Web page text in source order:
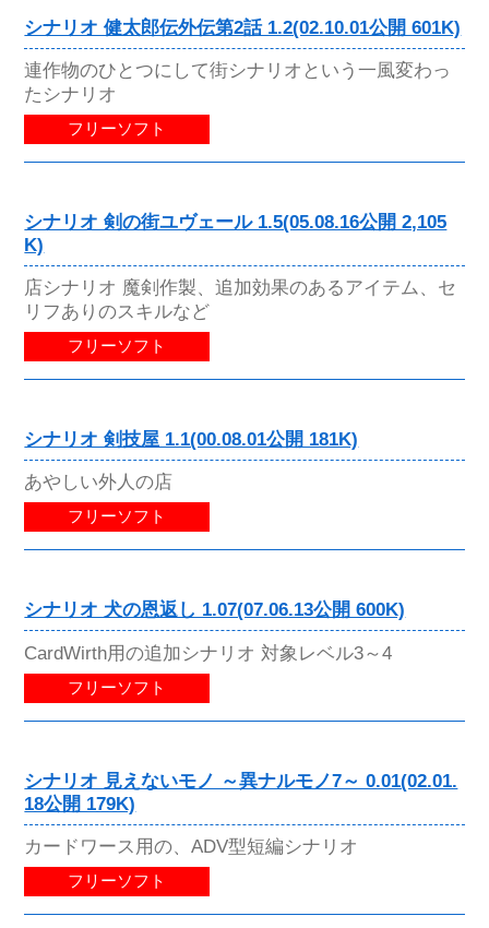
シナリオ 健太郎伝外伝第2話 1.2(02.10.01公開 601K)
連作物のひとつにして街シナリオという一風変わっ
たシナリオ
フリーソフト
シナリオ 剣の街ユヴェール 1.5(05.08.16公開 2,105
K)
店シナリオ 魔剣作製、追加効果のあるアイテム、セ
リフありのスキルなど
フリーソフト
シナリオ 剣技屋 1.1(00.08.01公開 181K)
あやしい外人の店
フリーソフト
シナリオ 犬の恩返し 1.07(07.06.13公開 600K)
CardWirth用の追加シナリオ 対象レベル3～4
フリーソフト
シナリオ 見えないモノ ～異ナルモノ7～ 0.01(02.01.
18公開 179K)
カードワース用の、ADV型短編シナリオ
フリーソフト